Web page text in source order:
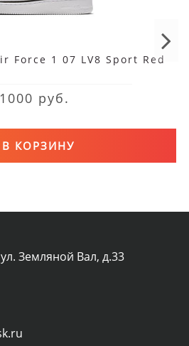
Force 1 07 LV8 Sport Red
руб.
В КОРЗИНУ
Земляной Вал, д.33